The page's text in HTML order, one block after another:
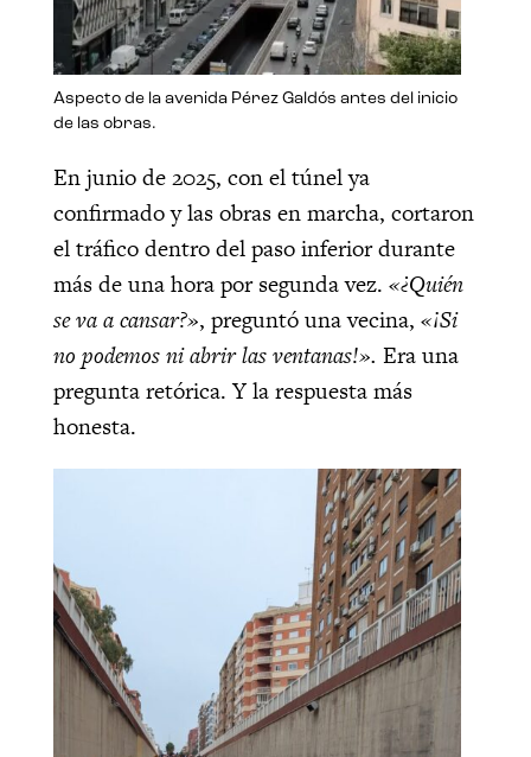
Aspecto de la avenida Pérez Galdós antes del inicio
de las obras.
En junio de 2025, con el túnel ya
confirmado y las obras en marcha, cortaron
el tráfico dentro del paso inferior durante
más de una hora por segunda vez. «¿Quién
se va a cansar?», preguntó una vecina, «¡Si
no podemos ni abrir las ventanas!». Era una
pregunta retórica. Y la respuesta más
honesta.